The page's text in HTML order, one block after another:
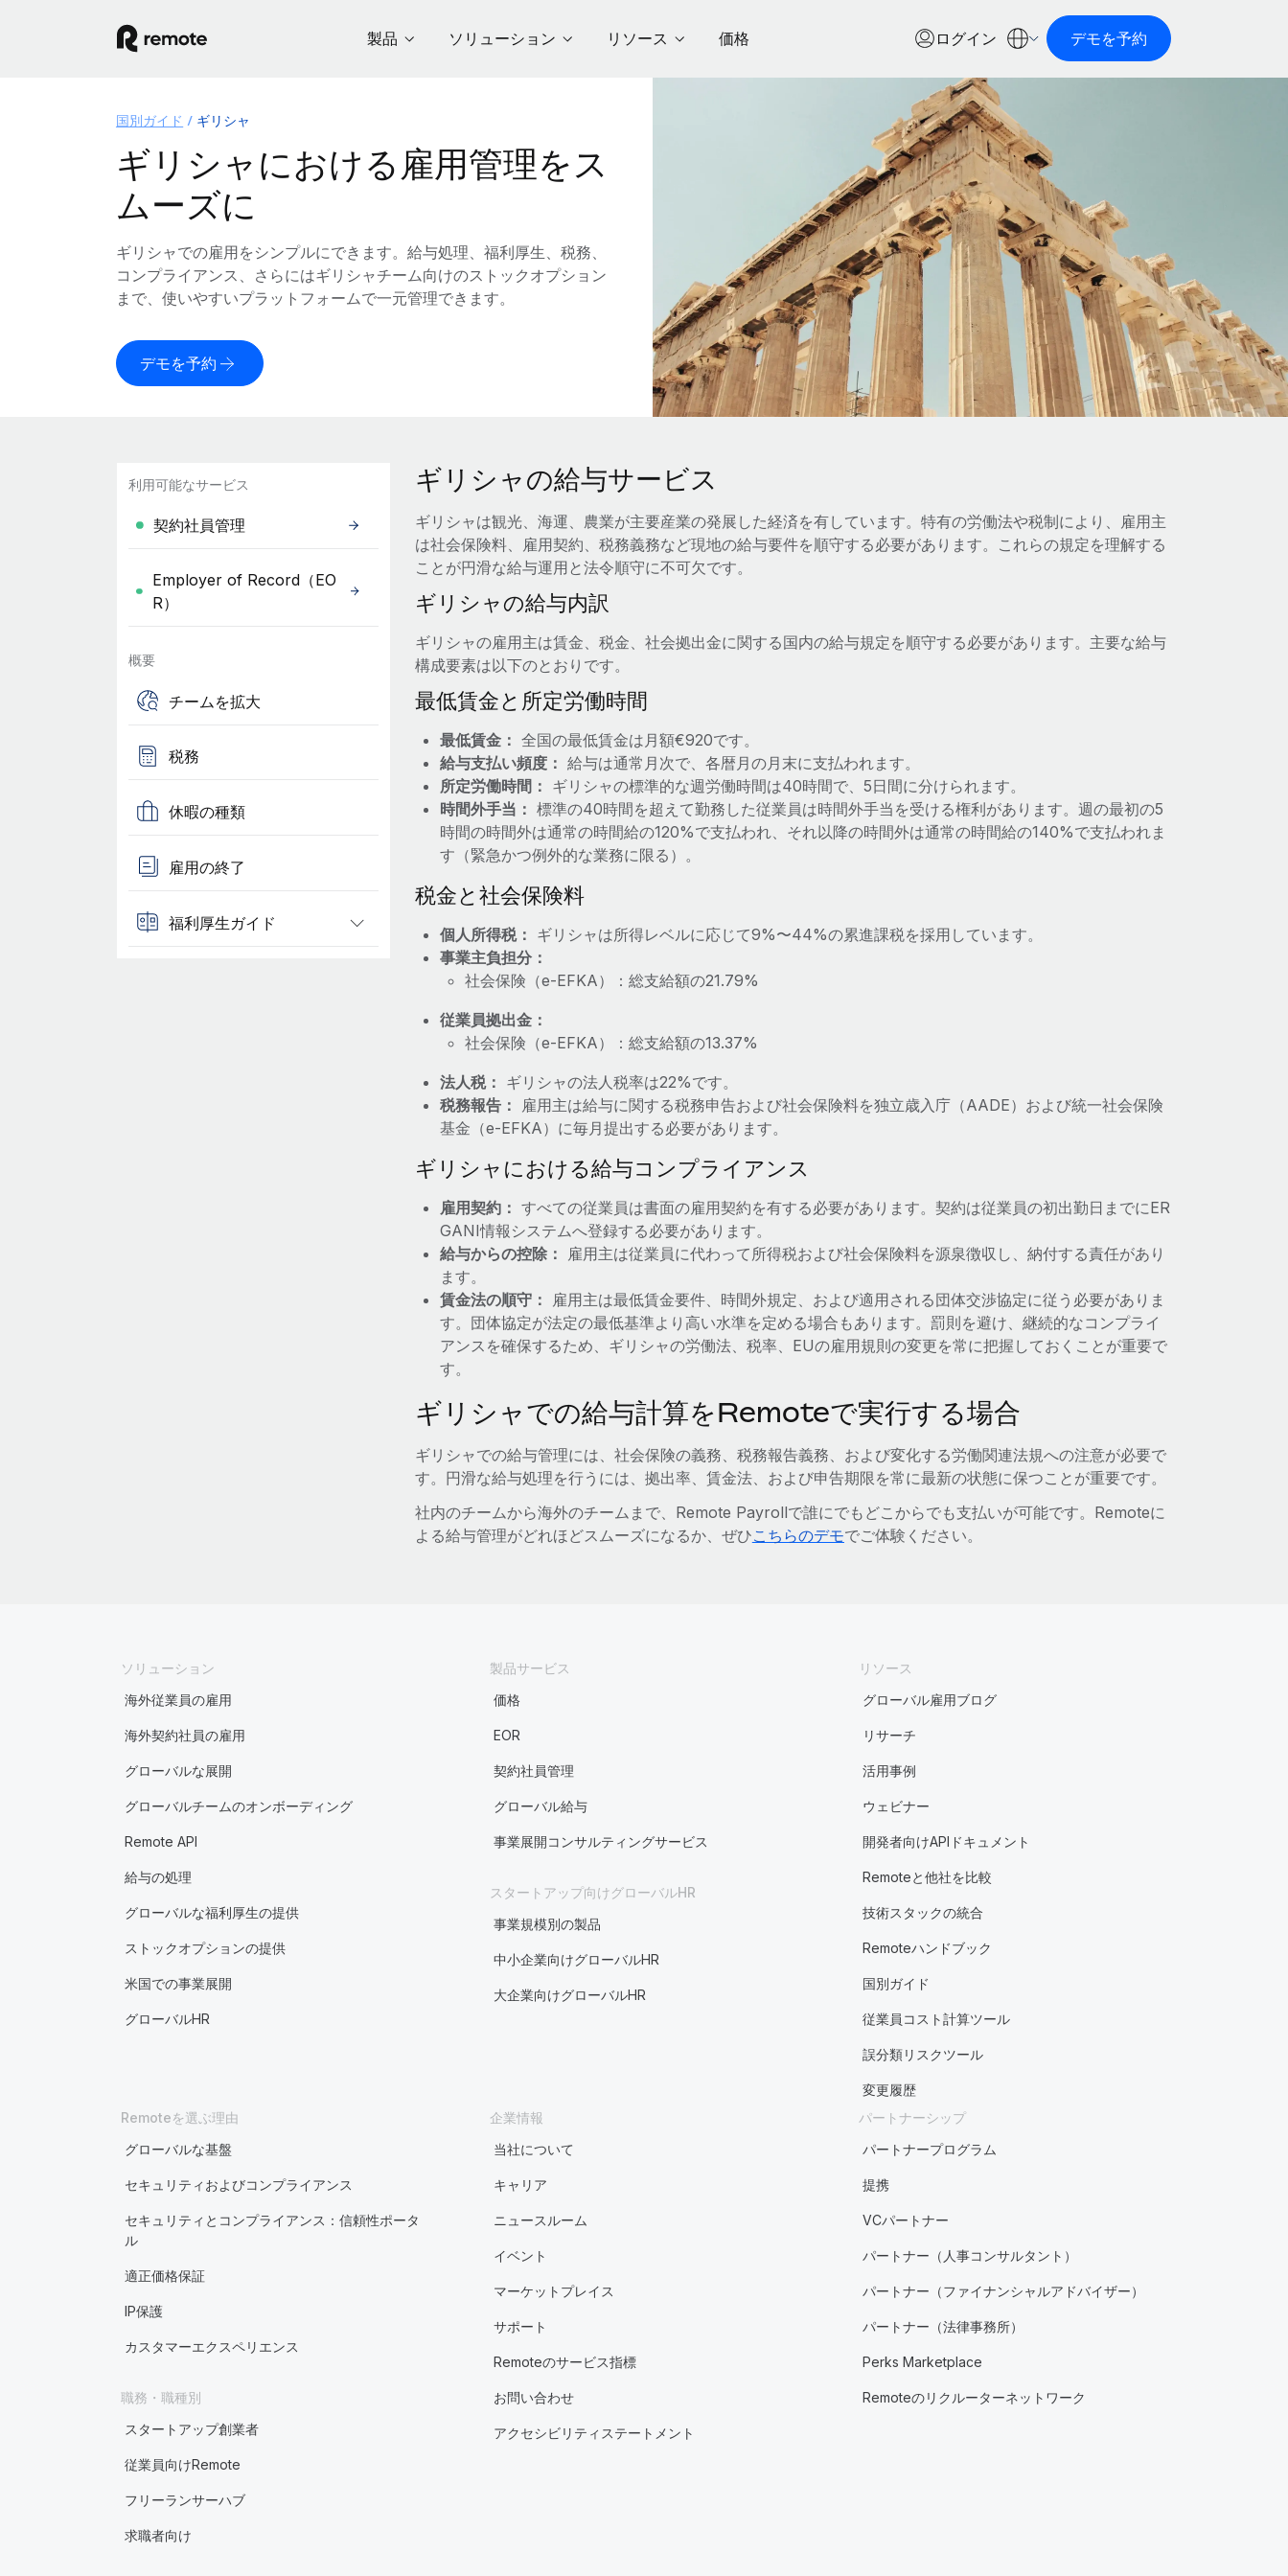
製品 ソリューション リソース 価格 ログイン デモを予約
国別ガイド ギリシャ
ギリシャにおける雇用管理をス
ムーズに
ギリシャでの雇用をシンプルにできます。給与処理、福利厚生、税務、
コンプライアンス、さらにはギリシャチーム向けのストックオプション
まで、使いやすいプラットフォームで一元管理できます。
デモを予約
利用可能なサービス
契約社員管理
Employer of Record（EO
R）
概要
チームを拡大
税務
休暇の種類
雇用の終了
福利厚生ガイド
ギリシャの給与サービス
ギリシャは観光、海運、農業が主要産業の発展した経済を有しています。特有の労働法や税制により、雇用主
は社会保険料、雇用契約、税務義務など現地の給与要件を順守する必要があります。これらの規定を理解する
ことが円滑な給与運用と法令順守に不可欠です。
ギリシャの給与内訳
ギリシャの雇用主は賃金、税金、社会拠出金に関する国内の給与規定を順守する必要があります。主要な給与
構成要素は以下のとおりです。
最低賃金と所定労働時間
最低賃金： 全国の最低賃金は月額€920です。
給与支払い頻度： 給与は通常月次で、各暦月の月末に支払われます。
所定労働時間： ギリシャの標準的な週労働時間は40時間で、5日間に分けられます。
時間外手当： 標準の40時間を超えて勤務した従業員は時間外手当を受ける権利があります。週の最初の5
時間の時間外は通常の時間給の120%で支払われ、それ以降の時間外は通常の時間給の140%で支払われま
す（緊急かつ例外的な業務に限る）。
税金と社会保険料
個人所得税： ギリシャは所得レベルに応じて9%〜44%の累進課税を採用しています。
事業主負担分：
社会保険（e-EFKA）：総支給額の21.79%
従業員拠出金：
社会保険（e-EFKA）：総支給額の13.37%
法人税： ギリシャの法人税率は22%です。
税務報告：
雇用主は給与に関する税務申告および社会保険料を独立歳入庁（AADE）および統一社会保険
基金（e-EFKA）に毎月提出する必要があります。
ギリシャにおける給与コンプライアンス
雇用契約： すべての従業員は書面の雇用契約を有する必要があります。契約は従業員の初出勤日までにER
GANI情報システムへ登録する必要があります。
給与からの控除：
雇用主は従業員に代わって所得税および社会保険料を源泉徴収し、納付する責任があり
ます。
賃金法の順守：
雇用主は最低賃金要件、時間外規定、および適用される団体交渉協定に従う必要がありま
す。団体協定が法定の最低基準より高い水準を定める場合もあります。罰則を避け、継続的なコンプライ
アンスを確保するため、ギリシャの労働法、税率、EUの雇用規則の変更を常に把握しておくことが重要で
す。
ギリシャでの給与計算をRemoteで実行する場合
ギリシャでの給与管理には、社会保険の義務、税務報告義務、および変化する労働関連法規への注意が必要で
す。円滑な給与処理を行うには、拠出率、賃金法、および申告期限を常に最新の状態に保つことが重要です。
社内のチームから海外のチームまで、Remote Payrollで誰にでもどこからでも支払いが可能です。Remoteに
よる給与管理がどれほどスムーズになるか、ぜひこちらのデモでご体験ください。
ソリューション
海外従業員の雇用
海外契約社員の雇用
グローバルな展開
グローバルチームのオンボーディング
Remote API
給与の処理
グローバルな福利厚生の提供
ストックオプションの提供
米国での事業展開
グローバルHR
製品サービス
価格
EOR
契約社員管理
グローバル給与
事業展開コンサルティングサービス
スタートアップ向けグローバルHR
事業規模別の製品
中小企業向けグローバルHR
大企業向けグローバルHR
リソース
グローバル雇用ブログ
リサーチ
活用事例
ウェビナー
開発者向けAPIドキュメント
Remoteと他社を比較
技術スタックの統合
Remoteハンドブック
国別ガイド
従業員コスト計算ツール
誤分類リスクツール
変更履歴
Remoteを選ぶ理由
グローバルな基盤
セキュリティおよびコンプライアンス
セキュリティとコンプライアンス：信頼性ポータ
ル
適正価格保証
IP保護
カスタマーエクスペリエンス
職務・職種別
スタートアップ創業者
従業員向けRemote
フリーランサーハブ
求職者向け
企業情報
当社について
キャリア
ニュースルーム
イベント
マーケットプレイス
サポート
Remoteのサービス指標
お問い合わせ
アクセシビリティステートメント
パートナーシップ
パートナープログラム
提携
VCパートナー
パートナー（人事コンサルタント）
パートナー（ファイナンシャルアドバイザー）
パートナー（法律事務所）
Perks Marketplace
Remoteのリクルーターネットワーク